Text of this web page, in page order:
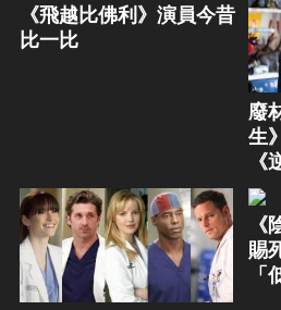
《飛越比佛利》演員今昔
比一比
廢
生
《
賜